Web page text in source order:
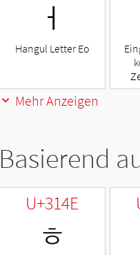
ㅓ
Hangul Letter Eo
Mehr Anzeigen
Basierend
U+314E
ㅎ